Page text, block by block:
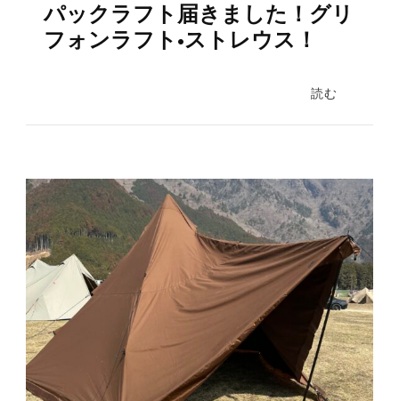
パックラフト届きました！グリ
フォンラフト•ストレウス！
読む